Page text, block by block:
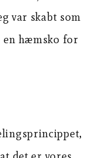
var skabt som
en hæmsko for